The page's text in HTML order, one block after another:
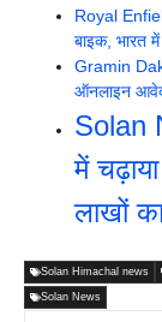
Royal
बाइक, भारत
Gramin
ऑनलाइन
Solan
में
लाखों
Solan Himachal news
Solan News